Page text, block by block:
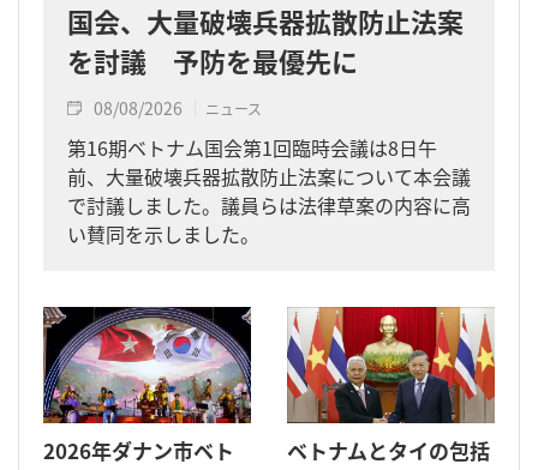
国会、大量破壊兵器拡散防止法案
を討議 予防を最優先に
08/08/2026 ニュース
第16期ベトナム国会第1回臨時会議は8日午
前、大量破壊兵器拡散防止法案について本会議
で討議しました。議員らは法律草案の内容に高
い賛同を示しました。
2026年ダナン市ベト
ベトナムとタイの包括